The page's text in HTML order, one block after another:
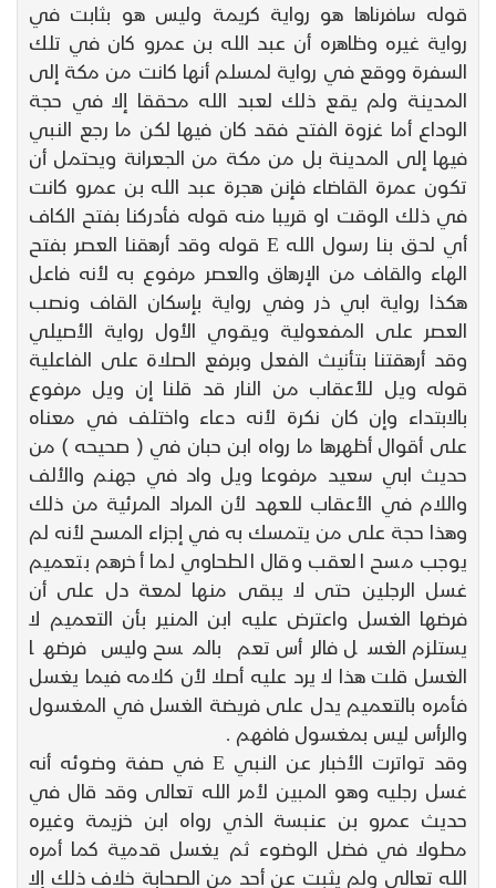
قوله سافرناها هو رواية كريمة وليس هو بثابت في
رواية غيره وظاهره أن عبد الله بن عمرو كان في تلك
السفرة ووقع في رواية لمسلم أنها كانت من مكة إلى
المدينة ولم يقع ذلك لعبد الله محققا إلا في حجة
الوداع أما غزوة الفتح فقد كان فيها لكن ما رجع النبي
فيها إلى المدينة بل من مكة من الجعرانة ويحتمل أن
تكون عمرة القاضاء فإنن هجرة عبد الله بن عمرو كانت
في ذلك الوقت او قريبا منه قوله فأدركنا بفتح الكاف
أي لحق بنا رسول الله E قوله وقد أرهقنا العصر بفتح
الهاء والقاف من الإرهاق والعصر مرفوع به لأنه فاعل
هكذا رواية ابي ذر وفي رواية بإسكان القاف ونصب
العصر على المفعولية ويقوي الأول رواية الأصيلي
وقد أرهقتنا بتأنيث الفعل وبرفع الصلاة على الفاعلية
قوله ويل للأعقاب من النار قد قلنا إن ويل مرفوع
بالابتداء وإن كان نكرة لأنه دعاء واختلف في معناه
على أقوال أظهرها ما رواه ابن حبان في ( صحيحه ) من
حديث ابي سعيد مرفوعا ويل واد في جهنم والألف
واللام في الأعقاب للعهد لأن المراد المرئية من ذلك
وهذا حجة على من يتمسك به في إجزاء المسح لأنه لم
يوجب مسح العقب وقال الطحاوي لما أخرهم بتعميم
غسل الرجلين حتى لا يبقى منها لمعة دل على أن
فرضها الغسل واعترض عليه ابن المنير بأن التعميم لا
يستلزم الغسل فالرأس تعم بالمسح وليس فرضها
الغسل قلت هذا لا يرد عليه أصلا لأن كلامه فيما يغسل
فأمره بالتعميم يدل على فريضة الغسل في المغسول
والرأس ليس بمغسول فافهم .
وقد تواترت الأخبار عن النبي E في صفة وضوئه أنه
غسل رجليه وهو المبين لأمر الله تعالى وقد قال في
حديث عمرو بن عنبسة الذي رواه ابن خزيمة وغيره
مطولا في فضل الوضوء ثم يغسل قدمية كما أمره
الله تعالى ولم يثبت عن أحد من الصحابة خلاف ذلك إلا